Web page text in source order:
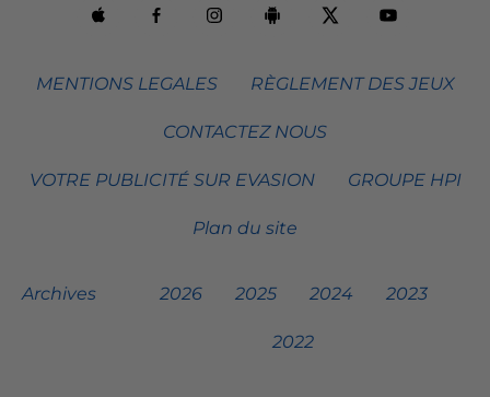
MENTIONS LEGALES RÈGLEMENT DES JEUX
CONTACTEZ NOUS
VOTRE PUBLICITÉ SUR EVASION GROUPE HPI
Plan du site
Archives 2026 2025 2024 2023
2022